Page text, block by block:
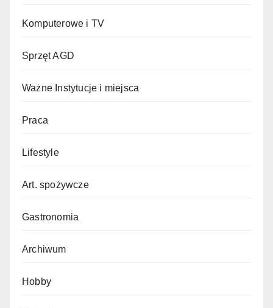
Komputerowe i TV
Sprzęt AGD
Ważne Instytucje i miejsca
Praca
Lifestyle
Art. spożywcze
Gastronomia
Archiwum
Hobby